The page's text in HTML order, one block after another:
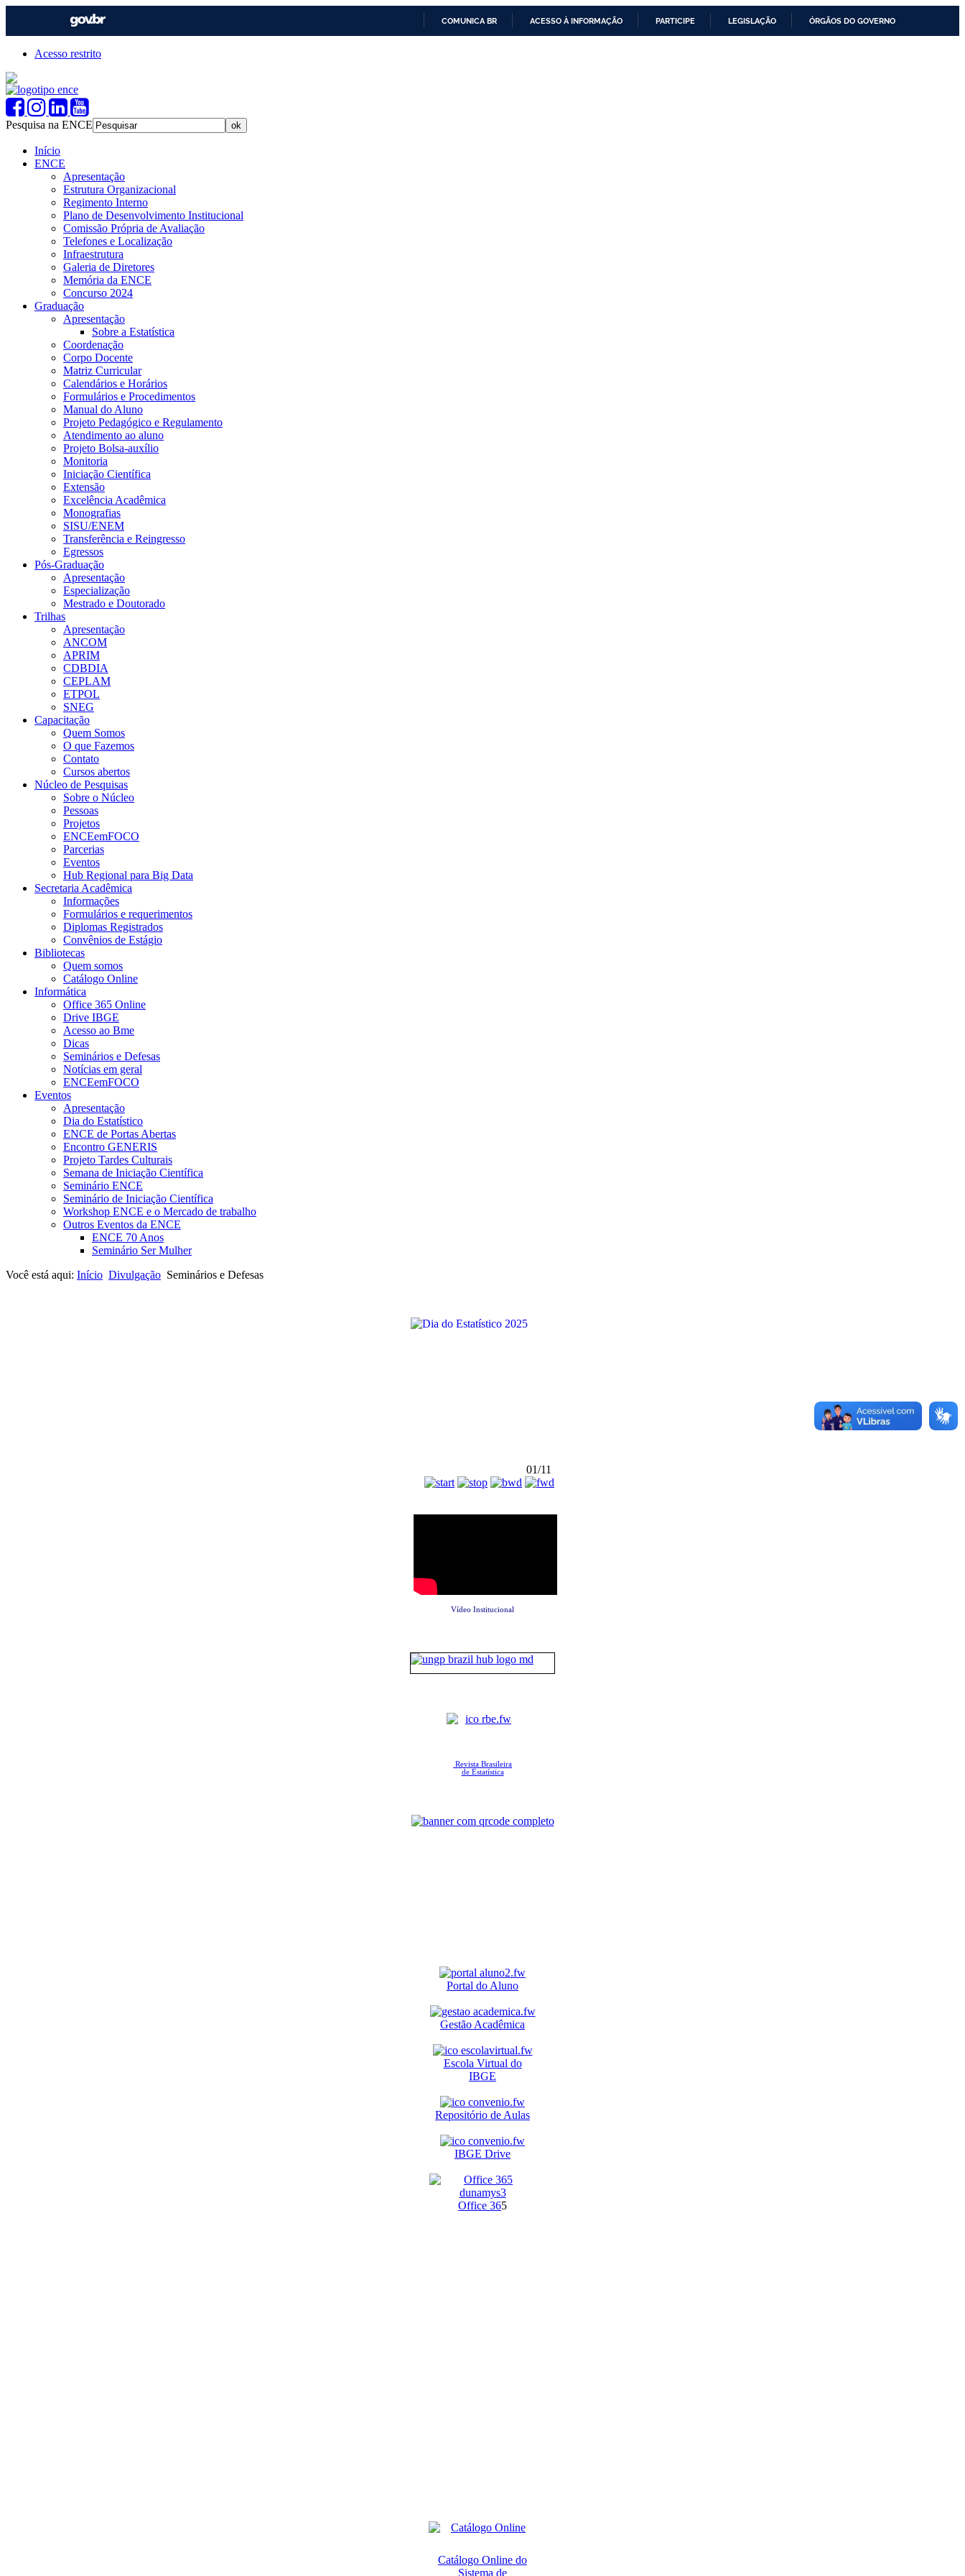
COMUNICA BR ACESSO À INFORMAÇÃO PARTICIPE LEGISLAÇÃO ÓRGÃOS DO GOVERNO
Acesso restrito
Pesquisa na ENCE
Início
ENCE
Apresentação
Estrutura Organizacional
Regimento Interno
Plano de Desenvolvimento Institucional
Comissão Própria de Avaliação
Telefones e Localização
Infraestrutura
Galeria de Diretores
Memória da ENCE
Concurso 2024
Graduação
Apresentação
Sobre a Estatística
Coordenação
Corpo Docente
Matriz Curricular
Calendários e Horários
Formulários e Procedimentos
Manual do Aluno
Projeto Pedagógico e Regulamento
Atendimento ao aluno
Projeto Bolsa-auxílio
Monitoria
Iniciação Científica
Extensão
Excelência Acadêmica
Monografias
SISU/ENEM
Transferência e Reingresso
Egressos
Pós-Graduação
Apresentação
Especialização
Mestrado e Doutorado
Trilhas
Apresentação
ANCOM
APRIM
CDBDIA
CEPLAM
ETPOL
SNEG
Capacitação
Quem Somos
O que Fazemos
Contato
Cursos abertos
Núcleo de Pesquisas
Sobre o Núcleo
Pessoas
Projetos
ENCEemFOCO
Parcerias
Eventos
Hub Regional para Big Data
Secretaria Acadêmica
Informações
Formulários e requerimentos
Diplomas Registrados
Convênios de Estágio
Bibliotecas
Quem somos
Catálogo Online
Informática
Office 365 Online
Drive IBGE
Acesso ao Bme
Dicas
Seminários e Defesas
Notícias em geral
ENCEemFOCO
Eventos
Apresentação
Dia do Estatístico
ENCE de Portas Abertas
Encontro GENERIS
Projeto Tardes Culturais
Semana de Iniciação Científica
Seminário ENCE
Seminário de Iniciação Científica
Workshop ENCE e o Mercado de trabalho
Outros Eventos da ENCE
ENCE 70 Anos
Seminário Ser Mulher
Você está aqui: Início Divulgação Seminários e Defesas
01/11
Vídeo Institucional
Revista Brasileira
de Estatística
Portal do Aluno
Gestão Acadêmica
Escola Virtual do
IBGE
Repositório de Aulas
IBGE Drive
Office 365
Catálogo Online do
Sistema de